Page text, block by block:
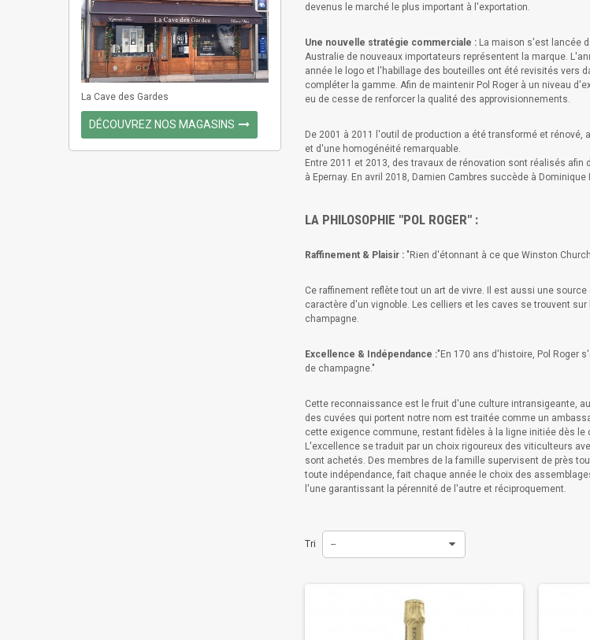
La Cave des Gardes
DÉCOUVREZ NOS MAGASINS
devenus le marché le plus important à l'exportation.
Une nouvelle stratégie commerciale : La maison s'est lancée
Australie de nouveaux importateurs représentent la marque.
année le logo et l'habillage des bouteilles ont été revisités vers
compléter la gamme. Afin de maintenir Pol Roger à un niveau
eu de cesse de renforcer la qualité des approvisionnements.
De 2001 à 2011 l'outil de production a été transformé et
et d'une homogénéité remarquable.
Entre 2011 et 2013, des travaux de rénovation sont réalisés
à Epernay. En avril 2018, Damien Cambres succède à
LA PHILOSOPHIE "POL ROGER" :
Raffinement & Plaisir : "Rien d'étonnant à ce que Winston
Ce raffinement reflète tout un art de vivre. Il est aussi une
caractère d'un vignoble. Les celliers et les caves se trouvent
champagne.
Excellence & Indépendance :"En 170 ans d'histoire, Pol Roger
de champagne."
Cette reconnaissance est le fruit d'une culture intransigeante,
des cuvées qui portent notre nom est traitée comme un
cette exigence commune, restant fidèles à la ligne initiée dès le
L'excellence se traduit par un choix rigoureux des viticulteurs
sont achetés. Des membres de la famille supervisent de près
toute indépendance, fait chaque année le choix des
l'une garantissant la pérennité de l'autre et réciproquement.
Tri --